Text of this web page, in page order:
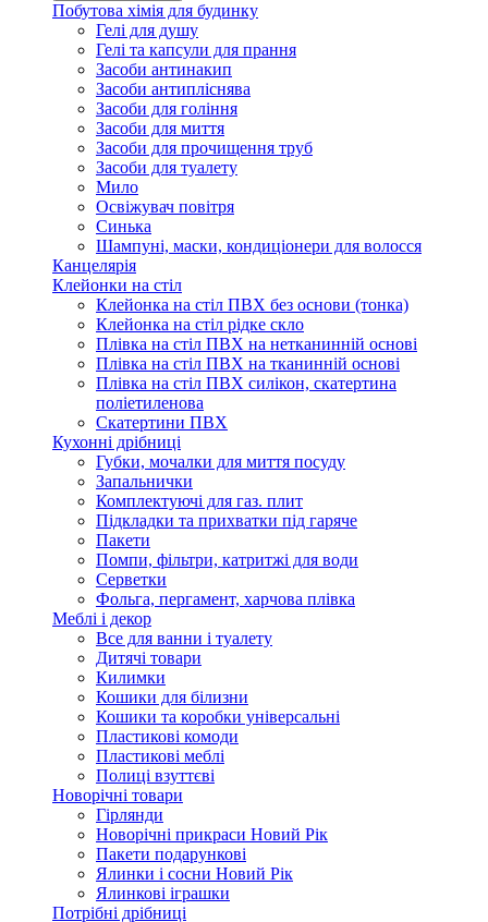
Побутова хімія для будинку
Гелі для душу
Гелі та капсули для прання
Засоби антинакип
Засоби антипліснява
Засоби для гоління
Засоби для миття
Засоби для прочищення труб
Засоби для туалету
Мило
Освіжувач повітря
Синька
Шампуні, маски, кондиціонери для волосся
Канцелярія
Клейонки на стіл
Клейонка на стіл ПВХ без основи (тонка)
Клейонка на стіл рідке скло
Плівка на стіл ПВХ на нетканинній основі
Плівка на стіл ПВХ на тканинній основі
Плівка на стіл ПВХ силікон, скатертина
поліетиленова
Скатертини ПВХ
Кухонні дрібниці
Губки, мочалки для миття посуду
Запальнички
Комплектуючі для газ. плит
Підкладки та прихватки під гаряче
Пакети
Помпи, фільтри, катритжі для води
Серветки
Фольга, пергамент, харчова плівка
Меблі і декор
Все для ванни і туалету
Дитячі товари
Килимки
Кошики для білизни
Кошики та коробки універсальні
Пластикові комоди
Пластикові меблі
Полиці взуттєві
Новорічні товари
Гірлянди
Новорічні прикраси Новий Рік
Пакети подарункові
Ялинки і сосни Новий Рік
Ялинкові іграшки
Потрібні дрібниці